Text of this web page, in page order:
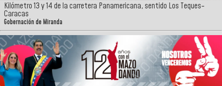
Kilómetro 13 y 14 de la carretera Panamericana, sentido Los Teques-
Caracas
Gobernación de Miranda